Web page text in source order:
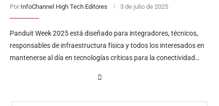
Por InfoChannel High Tech Editores 3 de julio de 2025
Panduit Week 2025 está diseñado para integradores, técnicos,
responsables de infraestructura física y todos los interesados en
mantenerse al día en tecnologías críticas para la conectividad